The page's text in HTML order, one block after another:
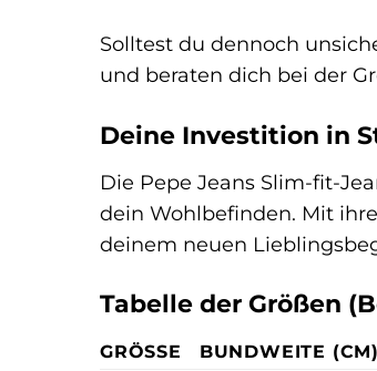
Solltest du dennoch
und beraten dich bei der
Deine Investition in
Die Pepe Jeans Slim-fit-
dein Wohlbefinden. Mit
deinem neuen
Tabelle der Größen
GRÖSSE BUNDWEITE (CM)